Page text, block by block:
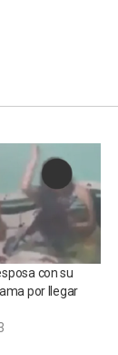
con su
por llegar